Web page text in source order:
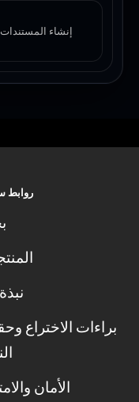
إنشاء
روابط
براءات الاختراع
الأمان